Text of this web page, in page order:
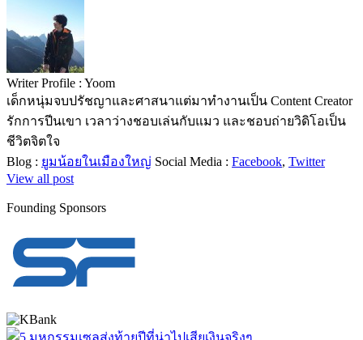
Writer Profile : Yoom
เด็กหนุ่มจบปรัชญาและศาสนาแต่มาทำงานเป็น Content Creator
รักการปีนเขา เวลาว่างชอบเล่นกับแมว และชอบถ่ายวิดิโอเป็น
ชีวิตจิตใจ
Blog : ยูมน้อยในเมืองใหญ่ Social Media : Facebook, Twitter
View all post
Founding Sponsors